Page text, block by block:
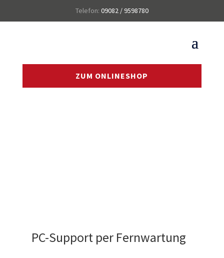
Telefon: 09082 / 9598780
ZUM ONLINESHOP
PC-Support per Fernwartung